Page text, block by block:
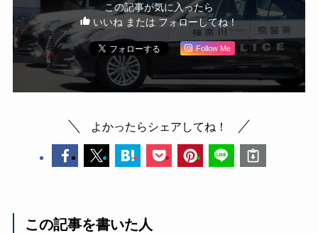
この記事が気に入ったら
いいね または フォローしてね！
Follow Me
よかったらシェアしてね！
この記事を書いた人